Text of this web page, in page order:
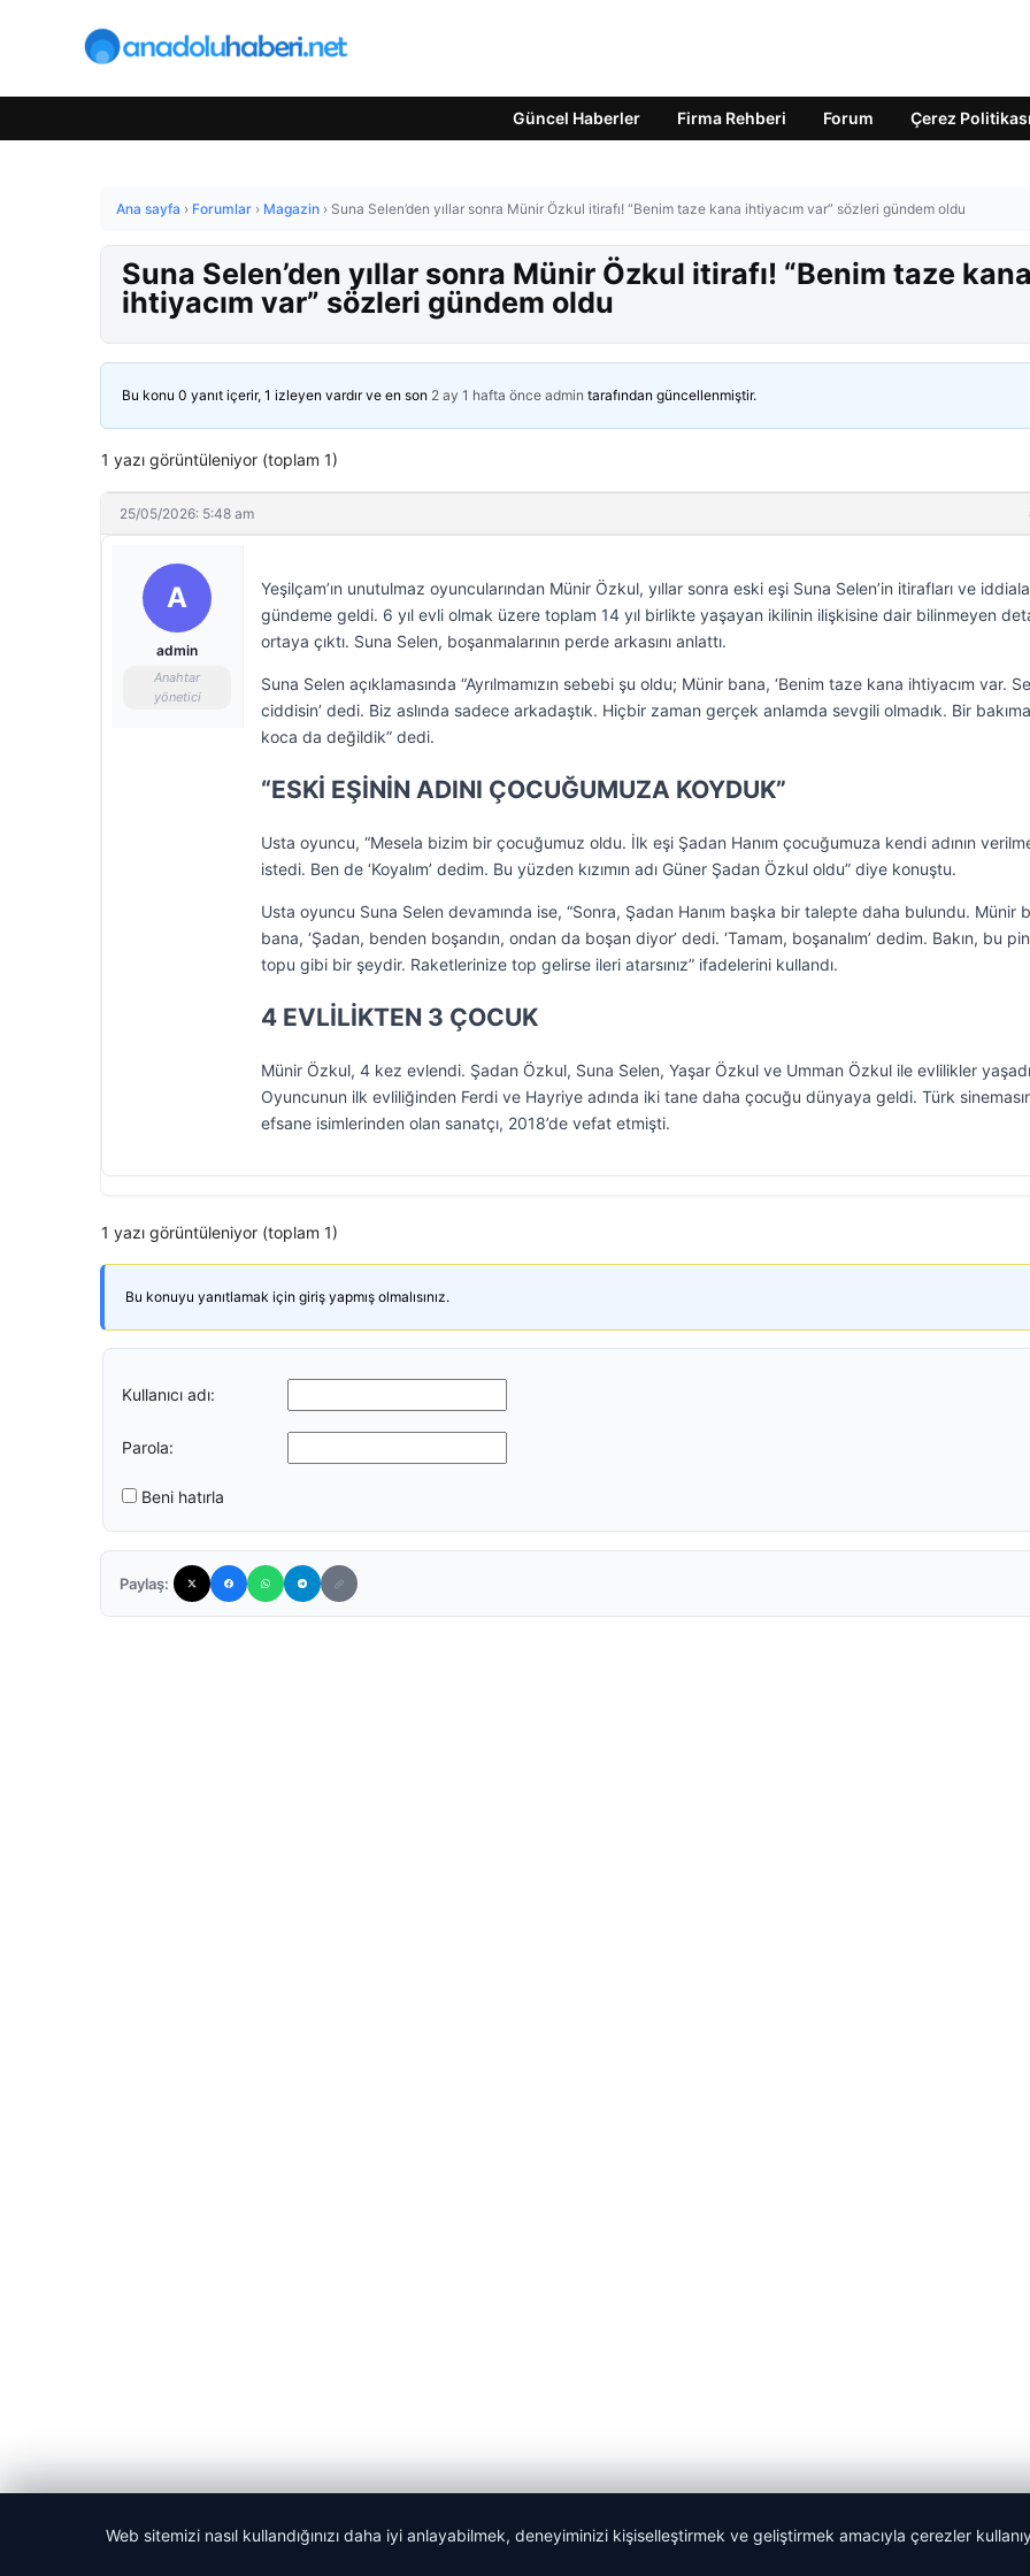
Güncel Haberler Firma Rehberi Forum Çerez Politikası
Ana sayfa › Forumlar › Magazin › Suna Selen’den yıllar sonra Münir Özkul itirafı! “Benim taze kana ihtiyacım var” sözleri gündem oldu
Suna Selen’den yıllar sonra Münir Özkul itirafı! “Benim taze kana
ihtiyacım var” sözleri gündem oldu
Bu konu 0 yanıt içerir, 1 izleyen vardır ve en son 2 ay 1 hafta önce admin tarafından güncellenmiştir.
1 yazı görüntüleniyor (toplam 1)
25/05/2026: 5:48 am
A
admin
Anahtar
yönetici
Yeşilçam’ın unutulmaz oyuncularından Münir Özkul, yıllar sonra eski eşi Suna Selen’in itirafları ve
gündeme geldi. 6 yıl evli olmak üzere toplam 14 yıl birlikte yaşayan ikilinin ilişkisine dair bilinmeyen
ortaya çıktı. Suna Selen, boşanmalarının perde arkasını anlattı.
Suna Selen açıklamasında “Ayrılmamızın sebebi şu oldu; Münir bana, ‘Benim taze kana ihtiyacım var.
ciddisin’ dedi. Biz aslında sadece arkadaştık. Hiçbir zaman gerçek anlamda sevgili olmadık. Bir
koca da değildik” dedi.
“ESKİ EŞİNİN ADINI ÇOCUĞUMUZA KOYDUK”
Usta oyuncu, “Mesela bizim bir çocuğumuz oldu. İlk eşi Şadan Hanım çocuğumuza kendi adının
istedi. Ben de ‘Koyalım’ dedim. Bu yüzden kızımın adı Güner Şadan Özkul oldu” diye konuştu.
Usta oyuncu Suna Selen devamında ise, “Sonra, Şadan Hanım başka bir talepte daha bulundu. Münir
bana, ‘Şadan, benden boşandın, ondan da boşan diyor’ dedi. ‘Tamam, boşanalım’ dedim. Bakın, bu
topu gibi bir şeydir. Raketlerinize top gelirse ileri atarsınız” ifadelerini kullandı.
4 EVLİLİKTEN 3 ÇOCUK
Münir Özkul, 4 kez evlendi. Şadan Özkul, Suna Selen, Yaşar Özkul ve Umman Özkul ile evlilikler
Oyuncunun ilk evliliğinden Ferdi ve Hayriye adında iki tane daha çocuğu dünyaya geldi. Türk
efsane isimlerinden olan sanatçı, 2018’de vefat etmişti.
1 yazı görüntüleniyor (toplam 1)
Bu konuyu yanıtlamak için giriş yapmış olmalısınız.
Kullanıcı adı:
Parola:
Beni hatırla
Paylaş:
© 2026 Anadolu Haberi – Güncel Haberler
Web sitemizi nasıl kullandığınızı daha iyi anlayabilmek, deneyiminizi kişiselleştirmek ve geliştirmek amacıyla çerezler